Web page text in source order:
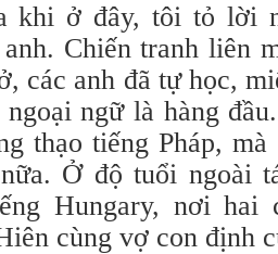
khi ở đây, tôi tỏ lời
Chiến tranh liên
các anh đã tự học,
ngữ là hàng
thạo tiếng Pháp,
Ở độ tuổi ngoài
Hungary, nơi hai
cùng vợ con định